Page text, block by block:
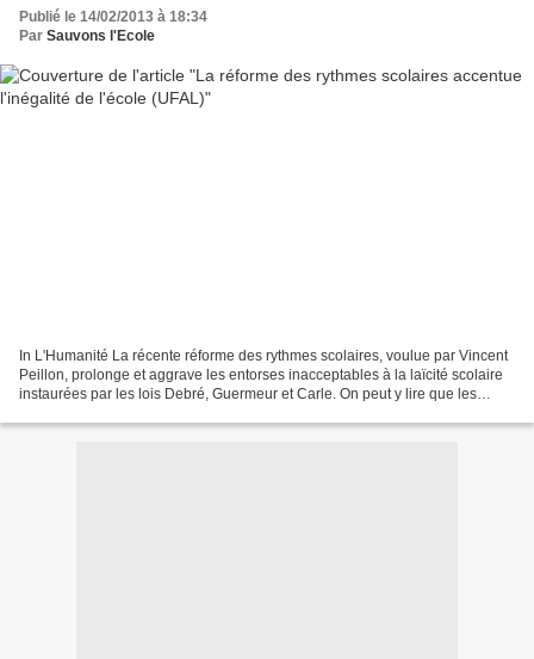
Publié le 14/02/2013 à 18:34
Par Sauvons l'Ecole
In L'Humanité La récente réforme des rythmes scolaires, voulue par Vincent
Peillon, prolonge et aggrave les entorses inacceptables à la laïcité scolaire
instaurées par les lois Debré, Guermeur et Carle. On peut y lire que les